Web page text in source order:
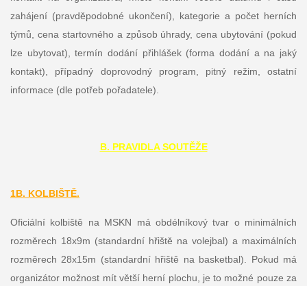
zahájení (pravděpodobné ukončení), kategorie a počet herních
týmů, cena startovného a způsob úhrady, cena ubytování (pokud
lze ubytovat), termín dodání přihlášek (forma dodání a na jaký
kontakt), případný doprovodný program, pitný režim, ostatní
informace (dle potřeb pořadatele).
B. PRAVIDLA SOUTĚŽE
1B. KOLBIŠTĚ.
Oficiální kolbiště na MSKN má obdélníkový tvar o minimálních
rozměrech 18x9m (standardní hřiště na volejbal) a maximálních
rozměrech 28x15m (standardní hřiště na basketbal). Pokud má
organizátor možnost mít větší herní plochu, je to možné pouze za